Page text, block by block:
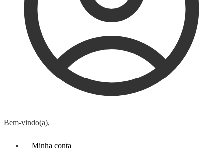
Bem-vindo(a),
Minha conta